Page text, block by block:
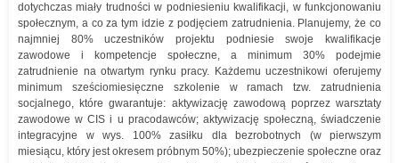
dotychczas miały trudności w podniesieniu kwalifikacji, w funkcjonowaniu
społecznym, a co za tym idzie z podjęciem zatrudnienia. Planujemy, że co
najmniej 80% uczestników projektu podniesie swoje kwalifikacje
zawodowe i kompetencje społeczne, a minimum 30% podejmie
zatrudnienie na otwartym rynku pracy. Każdemu uczestnikowi oferujemy
minimum sześciomiesięczne szkolenie w ramach tzw. zatrudnienia
socjalnego, które gwarantuje: aktywizację zawodową poprzez warsztaty
zawodowe w CIS i u pracodawców; aktywizację społeczną, świadczenie
integracyjne w wys. 100% zasiłku dla bezrobotnych (w pierwszym
miesiącu, który jest okresem próbnym 50%); ubezpieczenie społeczne oraz